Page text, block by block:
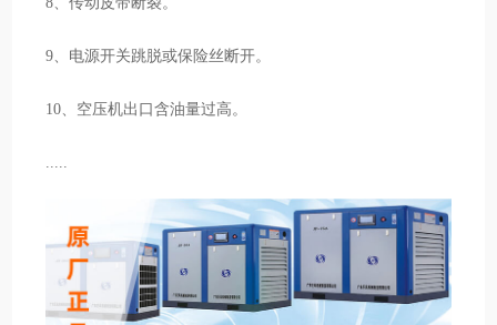
9、电源开关跳脱或保险丝断开。
10、空压机出口含油量过高。